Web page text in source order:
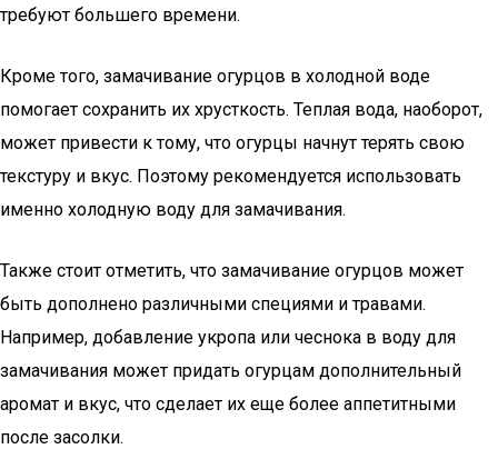
требуют большего времени.
Кроме того, замачивание огурцов в холодной воде
помогает сохранить их хрусткость. Теплая вода, наоборот,
может привести к тому, что огурцы начнут терять свою
текстуру и вкус. Поэтому рекомендуется использовать
именно холодную воду для замачивания.
Также стоит отметить, что замачивание огурцов может
быть дополнено различными специями и травами.
Например, добавление укропа или чеснока в воду для
замачивания может придать огурцам дополнительный
аромат и вкус, что сделает их еще более аппетитными
после засолки.